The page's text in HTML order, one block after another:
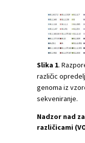
Slika 1.
različic
genoma iz
sekveniranje.
Nadzor nad
različicami